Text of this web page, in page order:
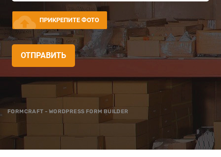
cloud_upload ПРИКРЕПИТЕ ФОТО
ОТПРАВИТЬ
FORMCRAFT - WORDPRESS FORM BUILDER